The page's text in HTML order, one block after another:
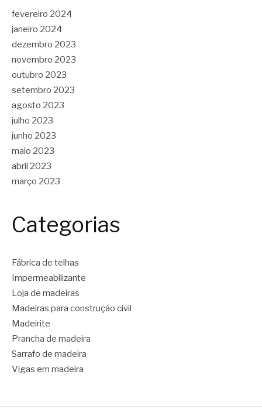
fevereiro 2024
janeiro 2024
dezembro 2023
novembro 2023
outubro 2023
setembro 2023
agosto 2023
julho 2023
junho 2023
maio 2023
abril 2023
março 2023
Categorias
Fábrica de telhas
Impermeabilizante
Loja de madeiras
Madeiras para construção civil
Madeirite
Prancha de madeira
Sarrafo de madeira
Vigas em madeira